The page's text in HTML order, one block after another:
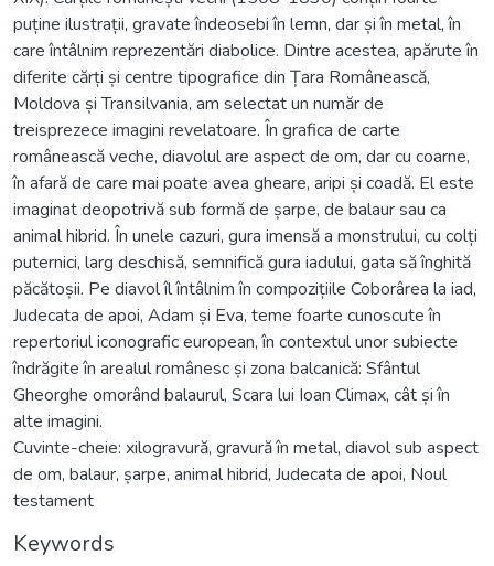
puține ilustrații, gravate îndeosebi în lemn, dar și în metal, în
care întâlnim reprezentări diabolice. Dintre acestea, apărute în
diferite cărți și centre tipografice din Țara Românească,
Moldova și Transilvania, am selectat un număr de
treisprezece imagini revelatoare. În grafica de carte
românească veche, diavolul are aspect de om, dar cu coarne,
în afară de care mai poate avea gheare, aripi și coadă. El este
imaginat deopotrivă sub formă de șarpe, de balaur sau ca
animal hibrid. În unele cazuri, gura imensă a monstrului, cu colți
puternici, larg deschisă, semnifică gura iadului, gata să înghită
păcătoșii. Pe diavol îl întâlnim în compozițiile Coborârea la iad,
Judecata de apoi, Adam și Eva, teme foarte cunoscute în
repertoriul iconografic european, în contextul unor subiecte
îndrăgite în arealul românesc și zona balcanică: Sfântul
Gheorghe omorând balaurul, Scara lui Ioan Climax, cât și în
alte imagini.
Cuvinte-cheie: xilogravură, gravură în metal, diavol sub aspect
de om, balaur, șarpe, animal hibrid, Judecata de apoi, Noul
testament
Keywords